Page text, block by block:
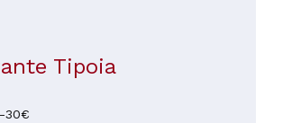
Tipoia
30€